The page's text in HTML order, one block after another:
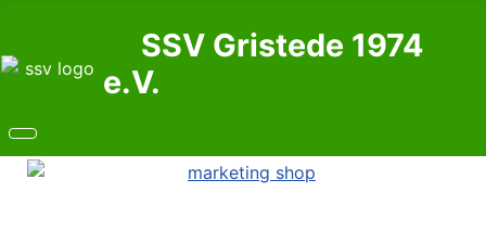
SSV Gristede 1974
e.V.